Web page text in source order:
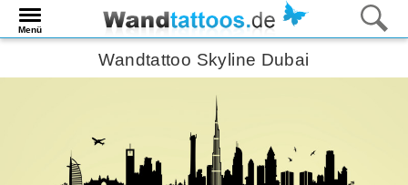
Menü
Wandtattoo Skyline Dubai